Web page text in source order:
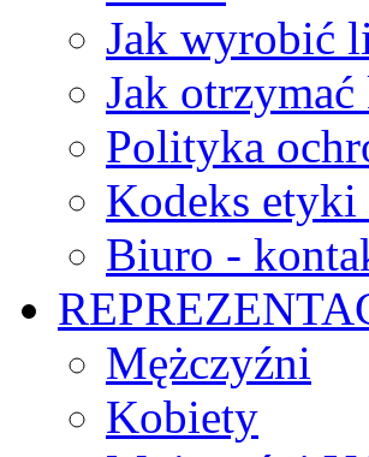
Jak wyrobić
Jak otrzymać
Polityka
Kodeks
Biuro -
Mężczyźni
Kobiety